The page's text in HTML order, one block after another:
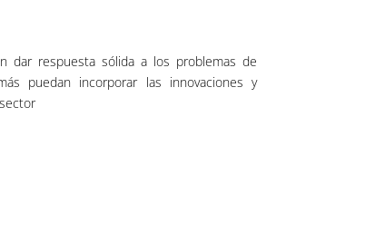
dar respuesta sólida a los problemas de
puedan incorporar las innovaciones y